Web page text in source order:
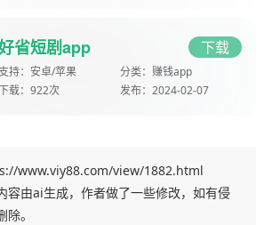
省短剧app 下载
支持： 安卓/苹果 分类： 赚钱app
载： 922次 发布： 2024-02-07
www.viy88.com/view/1882.html
容由ai生成，作者做了一些修改，如有侵
。